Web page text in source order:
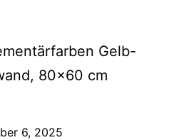
Gelb-
80×60 cm
6, 2025